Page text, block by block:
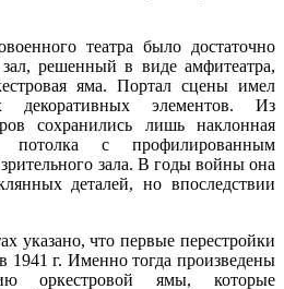
театра было достаточно
решенный в виде амфитеатра,
яма. Портал сцены имел
элементов. Из
сохранились лишь наклонная
потолка с профилированным
зала. В годы войны она
деталей, но впоследствии
указано, что первые перестройки
1941 г. Именно тогда произведены
оркестровой ямы, которые